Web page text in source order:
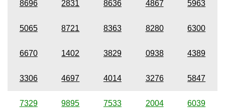
8696 2831 8636 4867 5963
5065 8721 8363 8280 6300
6670 1402 3829 0938 4389
3306 4697 4014 3276 5847
7329 9895 7533 2004 6039